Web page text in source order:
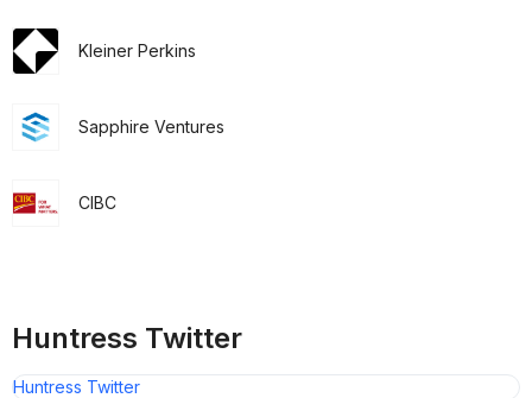
Kleiner Perkins
Sapphire Ventures
CIBC
Huntress Twitter
Huntress Twitter